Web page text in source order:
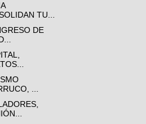
TU...
DE
...